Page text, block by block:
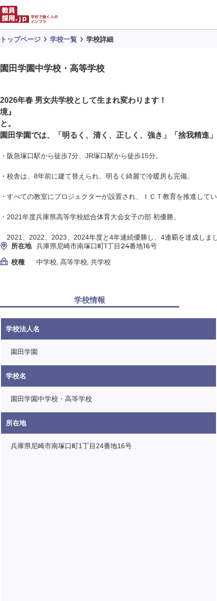
トップページ 学校一覧 学校詳細
園田学園中学校・高等学校
2026年春
境』 それは
園田学園では、「明る
・阪急塚口駅から徒歩7分、JR塚口駅から徒歩15分。
・校舎は、8年前に建て替えられ、明るく綺麗で冷暖房も完備。
・すべての教室にプロジェクターが設置され、ＩＣＴ教育を推進して
・2021年度兵庫県高等学校総合体育大会女子の部 初優勝。
2021、2022、2023、2024年度と4年連続優勝し、4連覇を達成しま
所在地 兵庫県尼崎市南塚口町1丁目24番地16号
校種
中学校, 高等学校, 共学校
学校情報
学校法人名
園田学園
学校名
園田学園中学校・高等学校
所在地
兵庫県尼崎市南塚口町1丁目24番地16号